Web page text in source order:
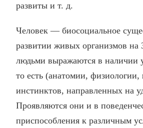
развиты и т. д.
Человек — биосоциальное
развитии живых организмов
людьми выражаются в наличии
то есть (анатомии,
инстинктов, направленных на
Проявляются они и в
приспособления к различным